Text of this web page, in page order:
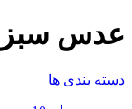
عدس سبز
دسته بندی ها